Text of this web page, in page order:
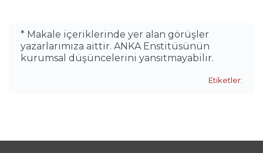
* Makale içeriklerinde yer alan görüşler
yazarlarımıza aittir. ANKA Enstitüsünün
kurumsal düşüncelerini yansıtmayabilir.
Etiketler: